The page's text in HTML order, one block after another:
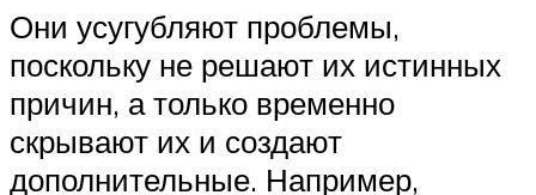
Они усугубляют проблемы,
поскольку не решают их истинных
причин, а только временно
скрывают их и создают
дополнительные. Например,